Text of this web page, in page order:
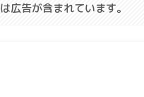
広告が含まれています。